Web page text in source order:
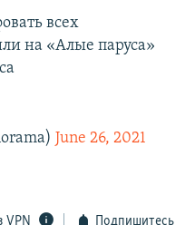
всех
на «Алые паруса»
June 26, 2021
VPN Подпишитесь